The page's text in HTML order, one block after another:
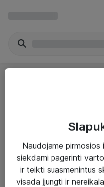
Paslaugos
Sprendimai
Naudojame pirmosios
siekdami pagerinti
ir teikti suasmenintus
visada įjungti ir